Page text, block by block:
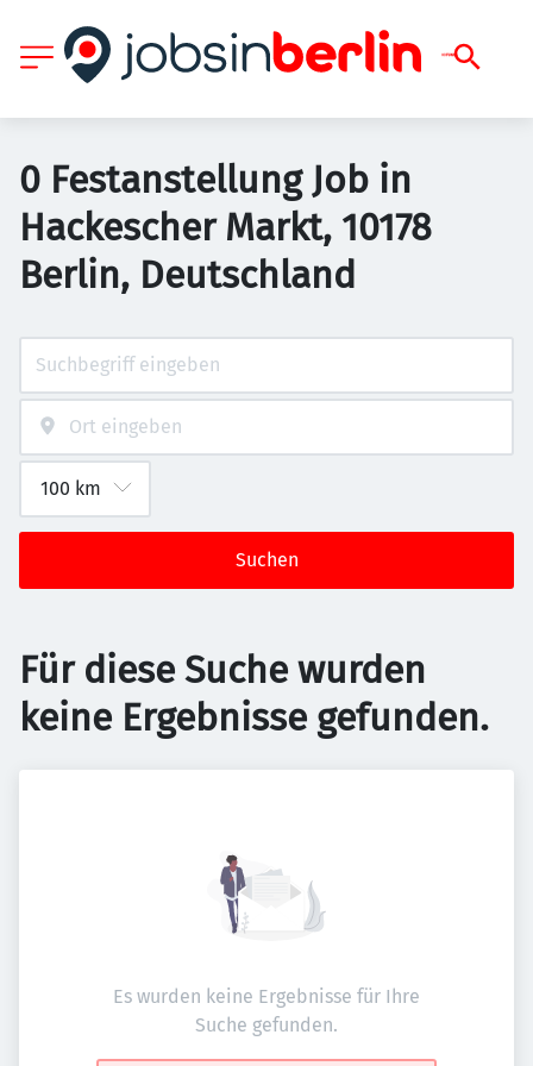
0 Festanstellung Job in
Hackescher Markt, 10178
Berlin, Deutschland
Suchen
Für diese Suche wurden
keine Ergebnisse gefunden.
Es wurden keine Ergebnisse für Ihre
Suche gefunden.